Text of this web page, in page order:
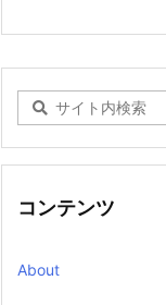
コンテンツ
About